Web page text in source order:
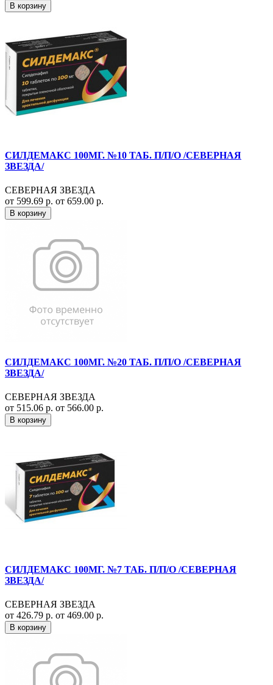
В корзину
СИЛДЕМАКС 100МГ. №10 ТАБ. П/П/О /СЕВЕРНАЯ
ЗВЕЗДА/
СЕВЕРНАЯ ЗВЕЗДА
от 599.69 р. от 659.00 р.
В корзину
СИЛДЕМАКС 100МГ. №20 ТАБ. П/П/О /СЕВЕРНАЯ
ЗВЕЗДА/
СЕВЕРНАЯ ЗВЕЗДА
от 515.06 р. от 566.00 р.
В корзину
СИЛДЕМАКС 100МГ. №7 ТАБ. П/П/О /СЕВЕРНАЯ
ЗВЕЗДА/
СЕВЕРНАЯ ЗВЕЗДА
от 426.79 р. от 469.00 р.
В корзину